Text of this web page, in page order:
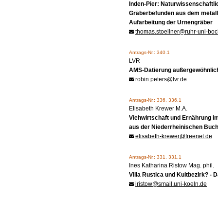
Inden-Pier:
Gräberbefunden aus dem
Aufarbeitung der Urnengräber
thomas.stoellner@ruhr-uni-
Antrags-Nr.: 340.1
LVR
AMS-Datierung
robin.peters@lvr.de
Antrags-Nr.: 336, 336.1
Elisabeth Krewer M.A.
Viehwirtschaft und Ernährung
aus der Niederrheinischen
elisabeth-krewer@freenet.de
Antrags-Nr.: 331, 331.1
Ines Katharina Ristow Mag. phil.
Villa Rustica und Kultbezirk? -
iristow@smail.uni-koeln.de